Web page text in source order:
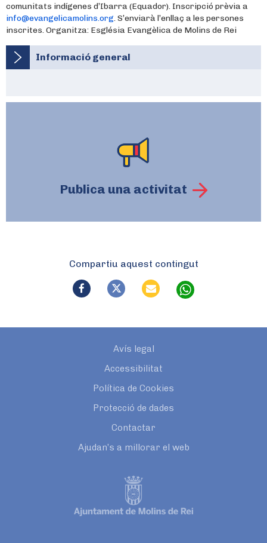
comunitats indígenes d’Ibarra (Equador). Inscripció prèvia a
info@evangelicamolins.org. S’enviarà l’enllaç a les persones
inscrites. Organitza: Església Evangèlica de Molins de Rei
Informació general
Publica una activitat
Compartiu aquest contingut
Avís legal
Accessibilitat
Política de Cookies
Protecció de dades
Contactar
Ajudan’s a millorar el web